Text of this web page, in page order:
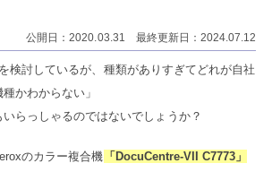
公開日：2020.03.31 最終更新日：2024.07.12
検討しているが、種類がありすぎてどれが自社
かわからない」
らっしゃるのではないでしょうか？
のカラー複合機 「DocuCentre-VII C7773」